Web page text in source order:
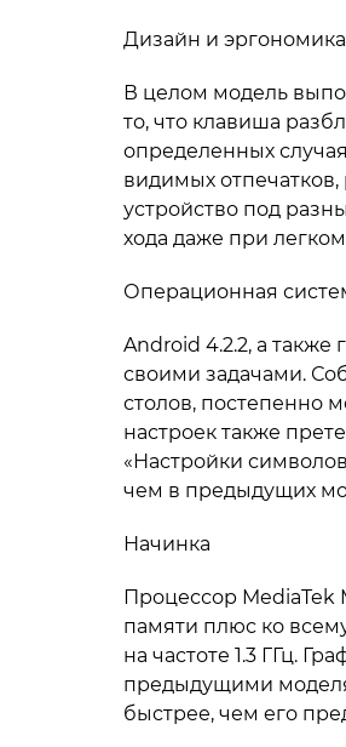
Дизайн и эргономика
В целом модель
то, что клавиша
определенных
видимых отпечатков,
устройство под
хода даже при
Операционная
Android 4.2.2, а
своими задачами.
столов, постепенно
настроек также
«Настройки
чем в предыдущих
Начинка
Процессор MediaTek
памяти плюс ко
на частоте 1.3 ГГц.
предыдущими
быстрее, чем его